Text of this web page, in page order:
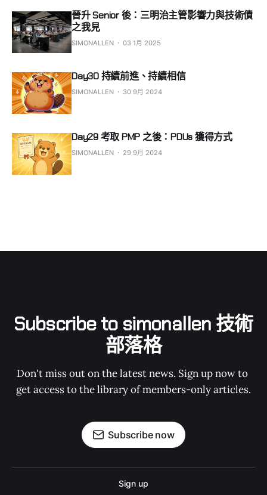
晉升 Senior 後：三明治主管影響力與技術債
之我見
SIMONALLEN 03 1月 2025
Day30 持續前進、持續相信
SIMONALLEN 30 9月 2024
Day29 考取 PMP 之後：PDUs 獲得方式
SIMONALLEN 29 9月 2024
Subscribe to simonallen 技術
部落格
Don't miss out on the latest news. Sign up now to
get access to the library of members-only articles.
Subscribe now
Sign up